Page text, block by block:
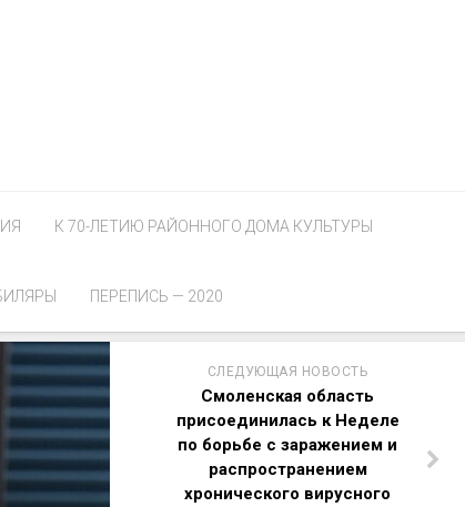
К 70-ЛЕТИЮ РАЙОННОГО ДОМА КУЛЬТУРЫ
ПЕРЕПИСЬ — 2020
СЛЕДУЮЩАЯ НОВОСТЬ
Смоленская область
присоединилась к Неделе
по борьбе с заражением и
распространением
хронического вирусного